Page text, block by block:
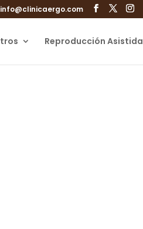
info@clinicaergo.com
Reproducción Asistida